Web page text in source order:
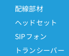
配線部材
ヘッドセット
SIPフォン
トランシーバー